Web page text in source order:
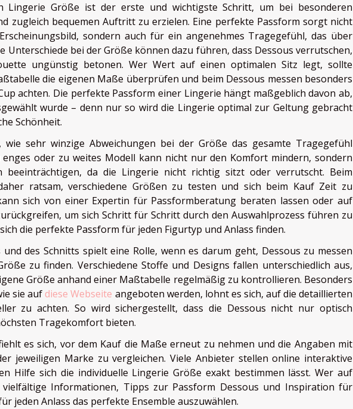
Lingerie Größe ist der erste und wichtigste Schritt, um bei besonderen
zugleich bequemen Auftritt zu erzielen. Eine perfekte Passform sorgt nicht
sondern auch für ein angenehmes Tragegefühl, das über
Unterschiede bei der Größe können dazu führen, dass Dessous verrutschen,
ungünstig betonen. Wer Wert auf einen optimalen Sitz legt, sollte
die eigenen Maße überprüfen und beim Dessous messen besonders
achten. Die perfekte Passform einer Lingerie hängt maßgeblich davon ab,
wurde – denn nur so wird die Lingerie optimal zur Geltung gebracht
Schönheit.
wie sehr winzige Abweichungen bei der Größe das gesamte Tragegefühl
enges oder zu weites Modell kann nicht nur den Komfort mindern, sondern
beeinträchtigen, da die Lingerie nicht richtig sitzt oder verrutscht. Beim
ratsam, verschiedene Größen zu testen und sich beim Kauf Zeit zu
sich von einer Expertin für Passformberatung beraten lassen oder auf
um sich Schritt für Schritt durch den Auswahlprozess führen zu
die perfekte Passform für jeden Figurtyp und Anlass finden.
des Schnitts spielt eine Rolle, wenn es darum geht, Dessous zu messen
zu finden. Verschiedene Stoffe und Designs fallen unterschiedlich aus,
Größe anhand einer Maßtabelle regelmäßig zu kontrollieren. Besonders
sie auf diese Webseite angeboten werden, lohnt es sich, auf die detaillierten
zu achten. So wird sichergestellt, dass die Dessous nicht nur optisch
Tragekomfort bieten.
es sich, vor dem Kauf die Maße erneut zu nehmen und die Angaben mit
jeweiligen Marke zu vergleichen. Viele Anbieter stellen online interaktive
Hilfe sich die individuelle Lingerie Größe exakt bestimmen lässt. Wer auf
Informationen, Tipps zur Passform Dessous und Inspiration für
jeden Anlass das perfekte Ensemble auszuwählen.